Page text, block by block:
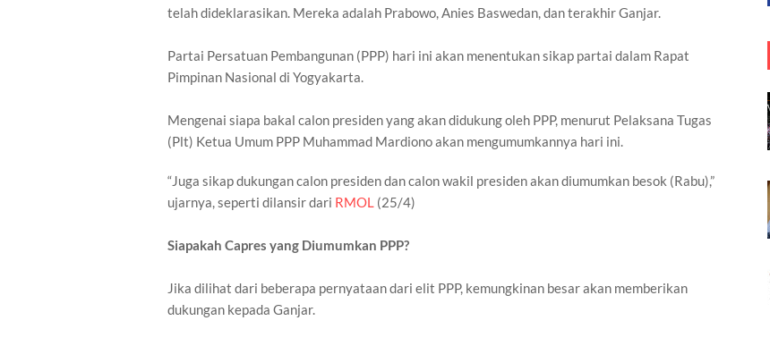
telah dideklarasikan. Mereka adalah Prabowo, Anies Baswedan, dan terakhir Ganjar.
Partai Persatuan Pembangunan (PPP) hari ini akan menentukan sikap partai dalam Rapat
Pimpinan Nasional di Yogyakarta.
Mengenai siapa bakal calon presiden yang akan didukung oleh PPP, menurut Pelaksana Tugas
(Plt) Ketua Umum PPP Muhammad Mardiono akan mengumumkannya hari ini.
“Juga sikap dukungan calon presiden dan calon wakil presiden akan diumumkan besok (Rabu),”
ujarnya, seperti dilansir dari RMOL (25/4)
Siapakah Capres yang Diumumkan PPP?
Jika dilihat dari beberapa pernyataan dari elit PPP, kemungkinan besar akan memberikan
dukungan kepada Ganjar.